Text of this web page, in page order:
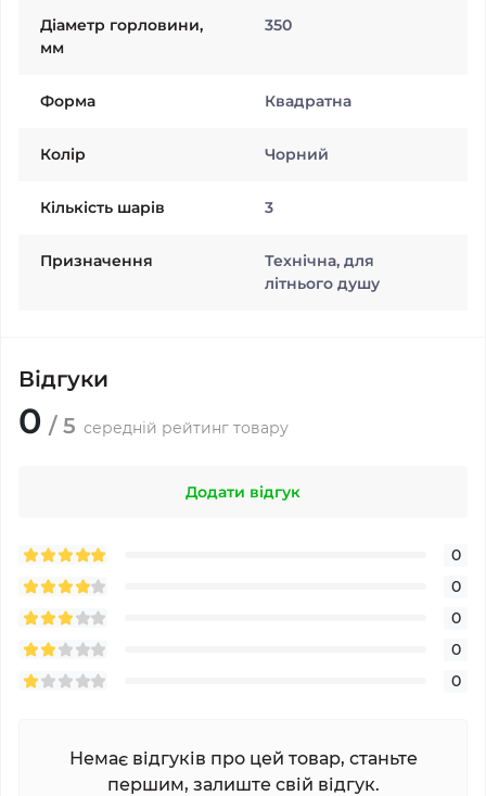
Діаметр горловини,
мм
350
Форма Квадратна
Колiр Чорний
Кількість шарів 3
Призначення
Технічна, для
літнього душу
Відгуки
0 / 5 середній рейтинг товару
Додати відгук
0
0
0
0
0
Немає відгуків про цей товар, станьте
першим, залиште свій відгук.